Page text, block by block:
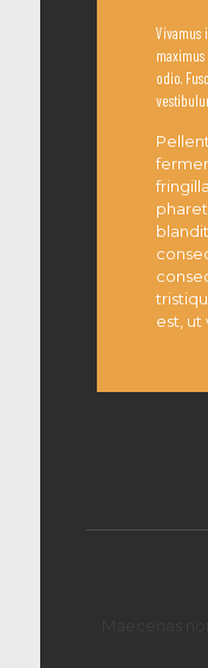
Vivamus
odio.
est, ut